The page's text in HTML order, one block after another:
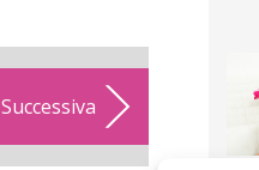
Successiva